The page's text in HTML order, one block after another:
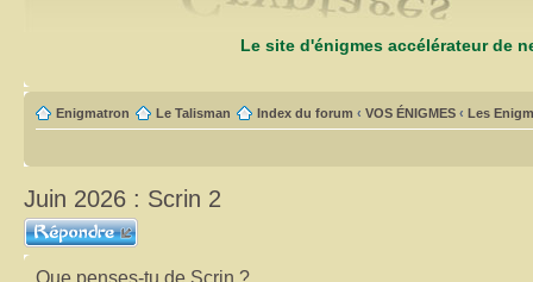
Le site d'énigmes accélérateur de
Enigmatron Le Talisman Index du forum ‹ VOS ÉNIGMES ‹ Les
Juin 2026 : Scrin 2
Répondre
Que penses-tu de Scrin ?